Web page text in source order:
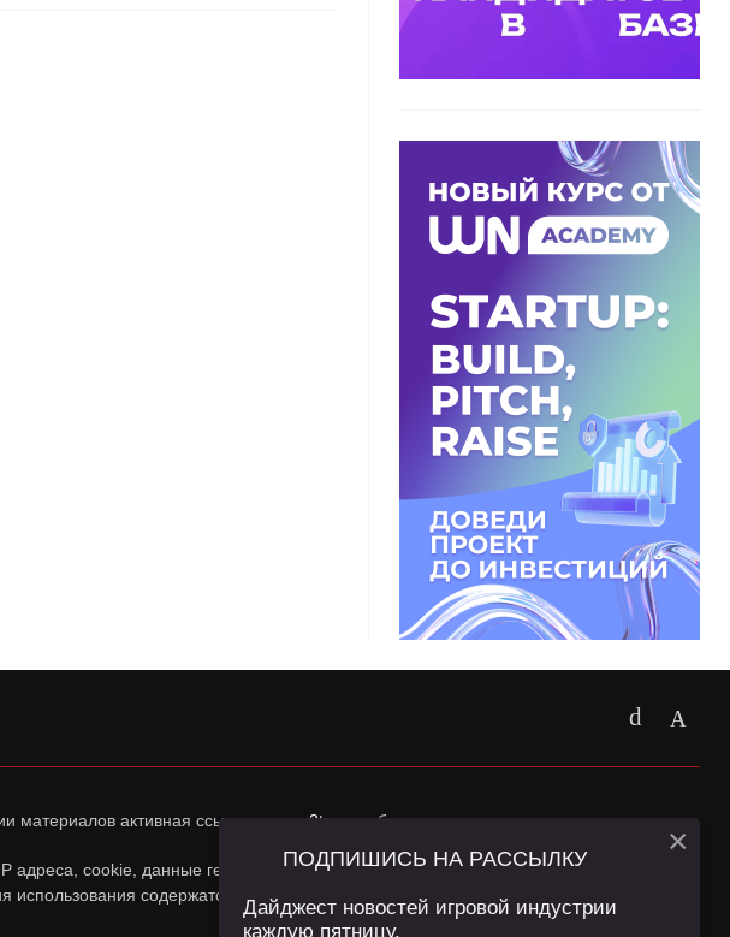
материалов активная ссылка наapp2top.ruобязательна.
адреса, cookie, данные геолокации Пользователей сайта и сервис «Яндекс
использования содержатся в
Политике конфиденциальностии
ПОДПИШИСЬ НА РАССЫЛКУ
Дайджест новостей игровой индустрии
каждую пятницу.
×